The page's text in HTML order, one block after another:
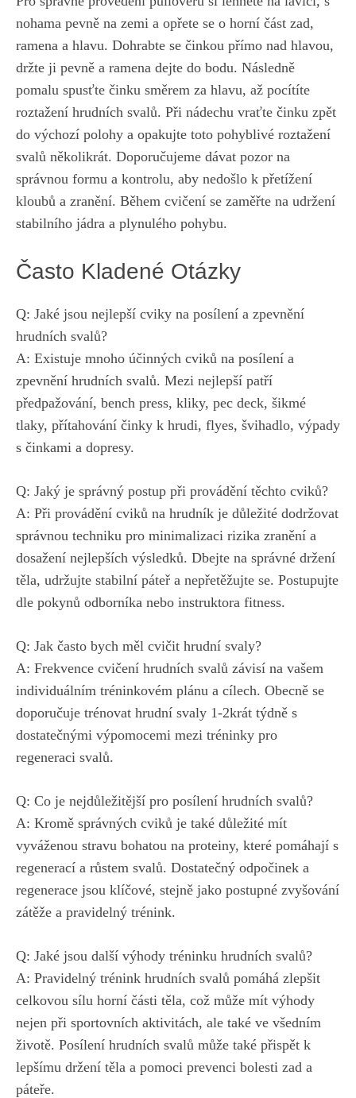
nohama pevně na zemi a opřete⁣ se⁣ o horní část‍ zad,
ramena a hlavu. Dohrabte‍ se činkou přímo⁣ nad hlavou,
držte‌ ji pevně a ⁢ramena⁤ dejte do bodu. Následně
pomalu ⁢spusťte činku směrem ‍za ⁤hlavu, až ⁢pocítíte
roztažení hrudních svalů. ‌Při nádechu⁣ vraťte ‌činku ‌zpět
⁣do výchozí polohy a ​opakujte​ toto ​pohyblivé roztažení
⁢svalů několikrát. Doporučujeme dávat pozor na
správnou ​formu a‍ kontrolu, aby ​nedošlo k ‌přetížení
kloubů a zranění. Během cvičení se zaměřte na udržení
⁤stabilního jádra⁣ a ⁣plynulého pohybu.​
Často Kladené Otázky
Q: Jaké jsou⁢ nejlepší cviky na⁣ posílení‌ a⁤ zpevnění
‌hrudních svalů?
A: Existuje mnoho účinných cviků na ⁤posílení a‍
zpevnění hrudních svalů. Mezi ⁤nejlepší⁤ patří
předpažování,​ bench press,⁢ kliky, pec deck, šikmé
tlaky, přítahování činky‍ k hrudi, ⁣flyes, švihadlo, ⁤výpady
⁢s činkami⁣ a⁢ dopresy.
Q: Jaký je správný postup při provádění těchto‍ cviků?
A: Při provádění cviků ⁢na hrudník⁤ je⁢ důležité dodržovat
správnou⁤ techniku pro minimalizaci rizika zranění a
dosažení nejlepších ⁤výsledků. Dbejte na správné⁣ držení⁤
těla, udržujte stabilní páteř⁣ a nepřetěžujte se. Postupujte
dle pokynů odborníka nebo instruktora fitness.
Q: Jak často bych ⁣měl ‍cvičit hrudní svaly?
A:‍ Frekvence cvičení⁣ hrudních svalů závisí na vašem
individuálním tréninkovém plánu a cílech. Obecně se​
doporučuje trénovat hrudní ⁣svaly 1-2krát týdně s
dostatečnými výpomocemi mezi tréninky pro
regeneraci‍ svalů.
Q: Co ‍je nejdůležitější pro posílení hrudních svalů?
A: Kromě⁢ správných cviků je také důležité mít
vyváženou stravu bohatou‌ na proteiny, které pomáhají s
⁤regenerací a růstem ⁤svalů. ‍Dostatečný ​odpočinek a​
regenerace‌ jsou klíčové,​ stejně ⁣jako postupné ⁤zvyšování
zátěže a pravidelný‌ trénink.
Q: Jaké jsou další výhody ⁣tréninku ‍hrudních svalů?
A:​ Pravidelný ⁢trénink hrudních svalů pomáhá zlepšit ​
celkovou sílu horní⁤ části těla, což může mít výhody
nejen ⁢při sportovních aktivitách,⁢ ale ⁣také‌ ve všedním
životě. ⁣Posílení hrudních​ svalů může⁢ také přispět k
⁤lepšímu držení⁣ těla a pomoci prevenci ⁣bolesti zad a
páteře.